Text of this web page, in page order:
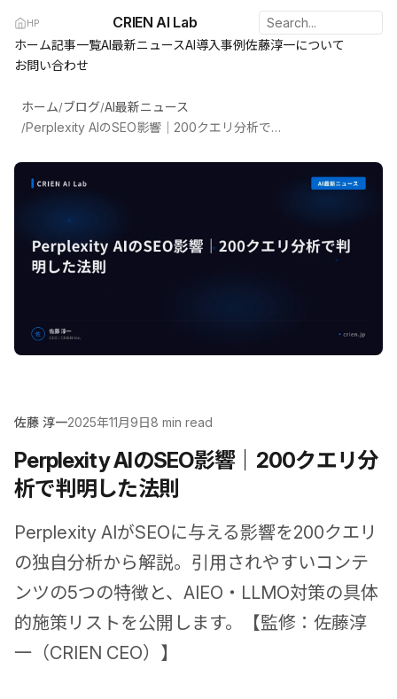
HP CRIEN AI Lab
ホーム記事一覧AI最新ニュースAI導入事例佐藤淳一について
お問い合わせ
ホーム/ブログ/AI最新ニュース
/ Perplexity AIのSEO影響｜200クエリ分析で判明した法則
佐藤 淳一2025年11月9日8 min read
Perplexity AIのSEO影響｜200クエリ分
析で判明した法則
Perplexity AIがSEOに与える影響を200クエリ
の独自分析から解説。引用されやすいコンテ
ンツの5つの特徴と、AIEO・LLMO対策の具体
的施策リストを公開します。【監修：佐藤淳
一（CRIEN CEO）】